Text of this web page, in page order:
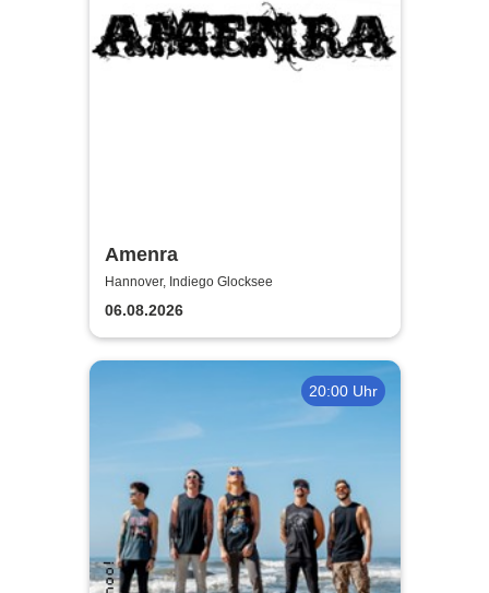
Amenra
Hannover, Indiego Glocksee
06.08.2026
20:00 Uhr